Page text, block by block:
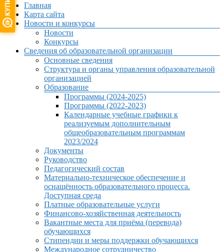
МенюГлавная
Карта сайта
Новости и конкурсы
Новости
Конкурсы
Сведения об образовательной организации
Основные сведения
Структура и органы управления образовательной
организацией
Образование
Программы (2024-2025)
Программы (2022-2023)
Календарные учебные графики к
реализуемым дополнительным
общеобразовательным программам
2023/2024
Документы
Руководство
Педагогический состав
Материально-техническое обеспечение и
оснащённость образовательного процесса.
Доступная среда
Платные образовательные услуги
Финансово-хозяйственная деятельность
Вакантные места для приёма (перевода)
обучающихся
Стипендии и меры поддержки обучающихся
Международное сотрудничество